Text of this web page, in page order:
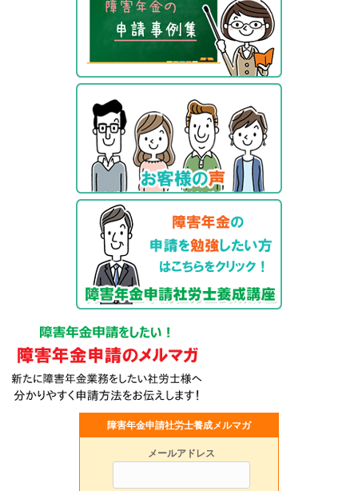
障害年金申請社労士養成メルマガ
メールアドレス